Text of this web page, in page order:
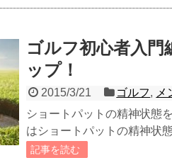
ゴルフ初心者入
ップ！
2015/3/21 ゴルフ, メ
ショートパットの精神状態
はショートパットの精神状
記事を読む